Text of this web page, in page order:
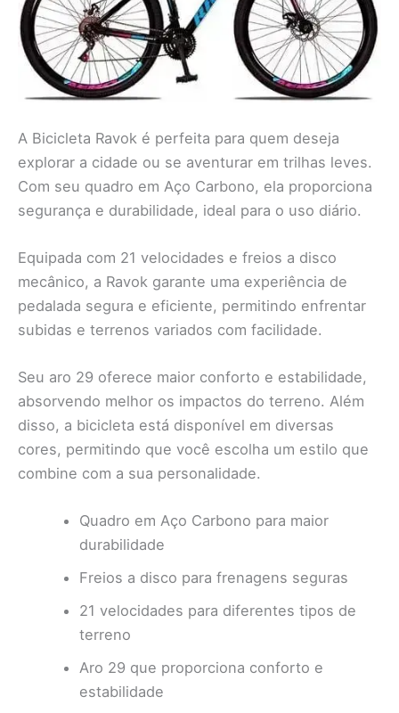
A Bicicleta Ravok é perfeita para quem deseja
explorar a cidade ou se aventurar em trilhas leves.
Com seu quadro em Aço Carbono, ela proporciona
segurança e durabilidade, ideal para o uso diário.
Equipada com 21 velocidades e freios a disco
mecânico, a Ravok garante uma experiência de
pedalada segura e eficiente, permitindo enfrentar
subidas e terrenos variados com facilidade.
Seu aro 29 oferece maior conforto e estabilidade,
absorvendo melhor os impactos do terreno. Além
disso, a bicicleta está disponível em diversas
cores, permitindo que você escolha um estilo que
combine com a sua personalidade.
Quadro em Aço Carbono para maior
durabilidade
Freios a disco para frenagens seguras
21 velocidades para diferentes tipos de
terreno
Aro 29 que proporciona conforto e
estabilidade